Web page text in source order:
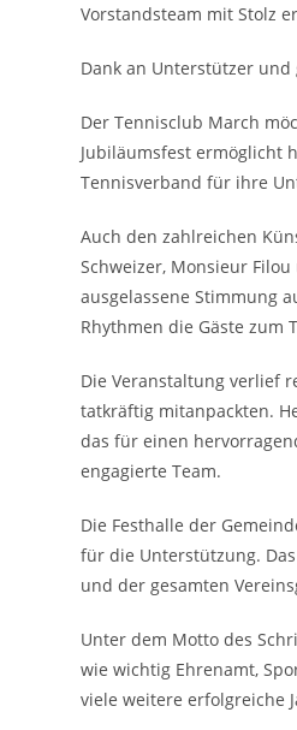
Vorstandsteam mit Stolz
Dank an Unterstützer
Der Tennisclub March
Jubiläumsfest ermöglicht
Tennisverband für ihre
Auch den zahlreichen
Schweizer, Monsieur
ausgelassene Stimmung
Rhythmen die Gäste zum
Die Veranstaltung verlief
tatkräftig mitanpackten.
das für einen
engagierte Team.
Die Festhalle der
für die Unterstützung.
und der gesamten
Unter dem Motto des
wie wichtig Ehrenamt,
viele weitere erfolgreiche